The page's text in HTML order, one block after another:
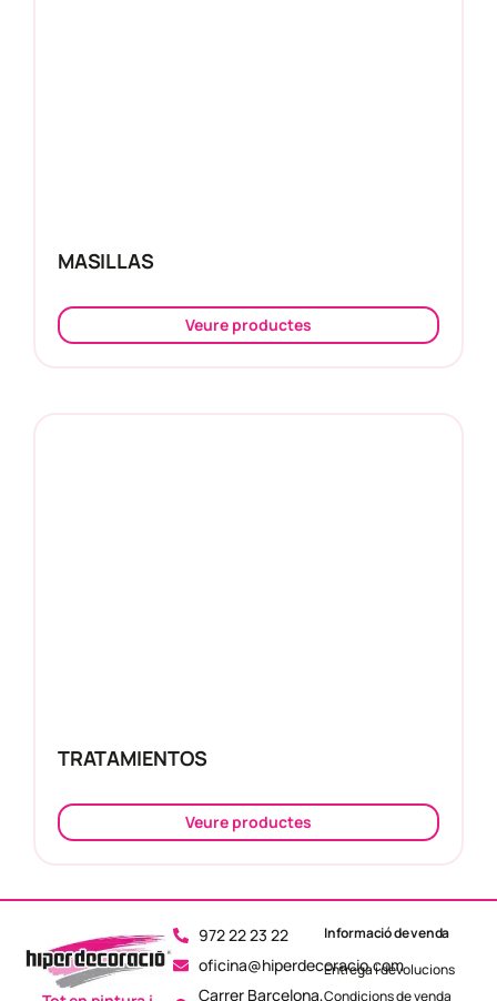
MASILLAS
Veure productes
TRATAMIENTOS
Veure productes
972 22 23 22
oficina@hiperdecoracio.com
Carrer Barcelona,
Informació de venda
Entrega i devolucions
Condicions de venda